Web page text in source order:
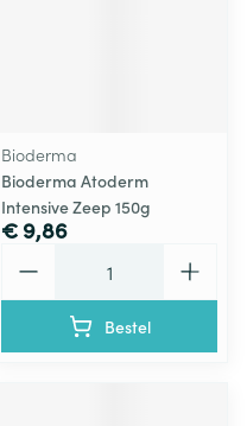
Bioderma
Bioderma Atoderm
Intensive Zeep 150g
€ 9,86
Bestel